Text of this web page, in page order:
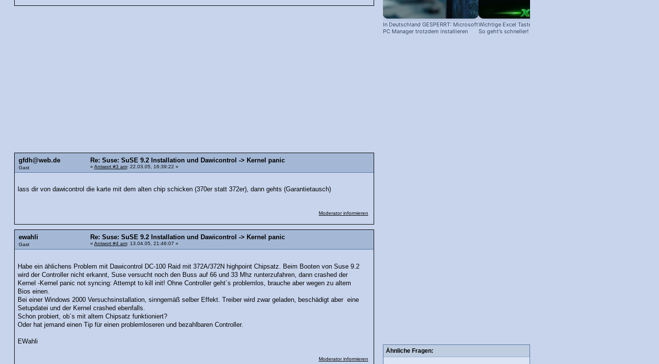
gfdh@web.de
Gast
Re: Suse: SuSE 9.2 Installation und Dawicontrol -> Kernel panic
« Antwort #3 am: 22.03.05, 16:39:22 »
lass dir von dawicontrol die karte mit dem alten chip schicken (370er statt 372er), dann gehts (Garantietausch)
Moderator informieren
ewahli
Gast
Re: Suse: SuSE 9.2 Installation und Dawicontrol -> Kernel panic
« Antwort #4 am: 13.04.05, 21:46:07 »
Habe ein ählichens Problem mit Dawicontrol DC-100 Raid mit 372A/372N highpoint Chipsatz. Beim Booten von Suse 9.2
wird der Controller nicht erkannt, Suse versucht noch den Buss auf 66 und 33 Mhz runterzufahren, dann crashed der
Kernel -Kernel panic not syncing: Attempt to kill init! Ohne Controller geht´s problemlos, brauche aber wegen zu altem
Bios einen.
Bei einer Windows 2000 Versuchsinstallation, sinngemäß selber Effekt. Treiber wird zwar geladen, beschädigt aber eine
Setupdatei und der Kernel crashed ebenfalls.
Schon probiert, ob´s mit altem Chipsatz funktioniert?
Oder hat jemand einen Tip für einen problemloseren und bezahlbaren Controller.
EWahli
Moderator informieren
In Deutschland GESPERRT: Microsoft
PC Manager trotzdem installieren
Wichtige Excel Tastenkombinationen:
So geht's schneller!
Ähnliche Fragen: